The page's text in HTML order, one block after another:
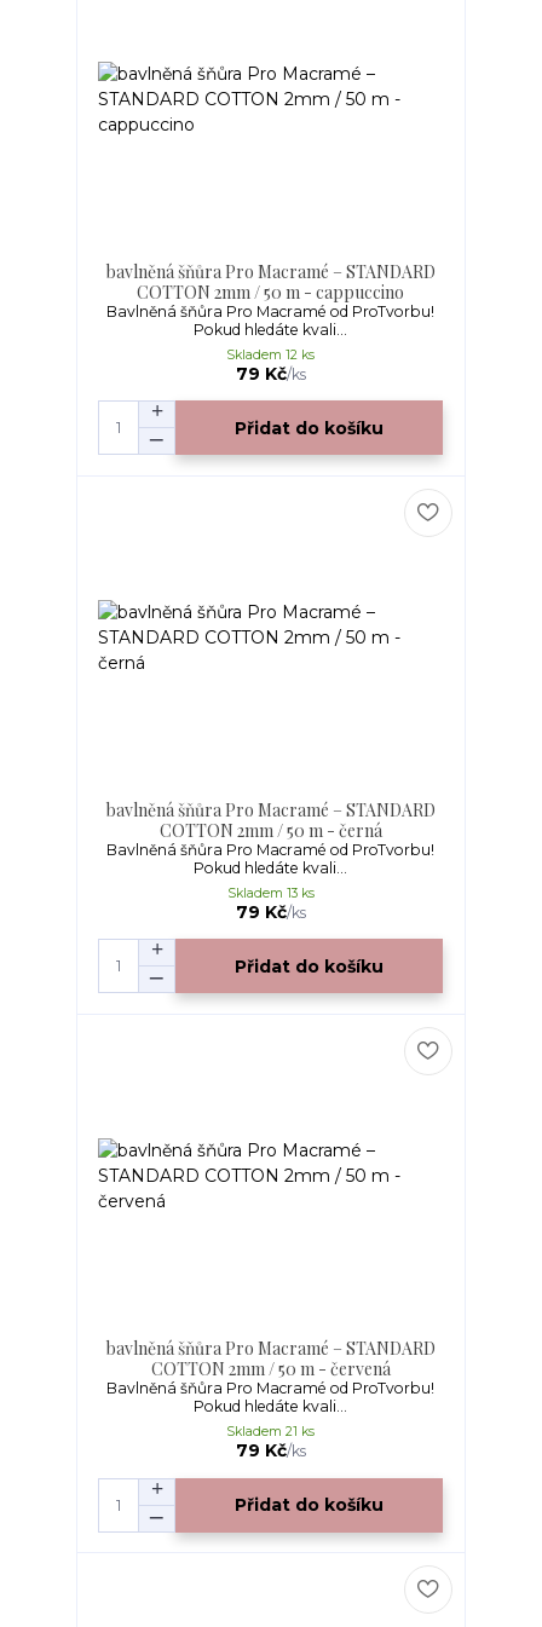
bavlněná šňůra Pro Macramé – STANDARD
COTTON 2mm / 50 m - cappuccino
Bavlněná šňůra Pro Macramé od ProTvorbu!
Pokud hledáte kvali...
79 Kč/ks
Skladem 12 ks
Přidat do košíku
bavlněná šňůra Pro Macramé – STANDARD
COTTON 2mm / 50 m - černá
Bavlněná šňůra Pro Macramé od ProTvorbu!
Pokud hledáte kvali...
79 Kč/ks
Skladem 13 ks
Přidat do košíku
bavlněná šňůra Pro Macramé – STANDARD
COTTON 2mm / 50 m - červená
Bavlněná šňůra Pro Macramé od ProTvorbu!
Pokud hledáte kvali...
79 Kč/ks
Skladem 21 ks
Přidat do košíku